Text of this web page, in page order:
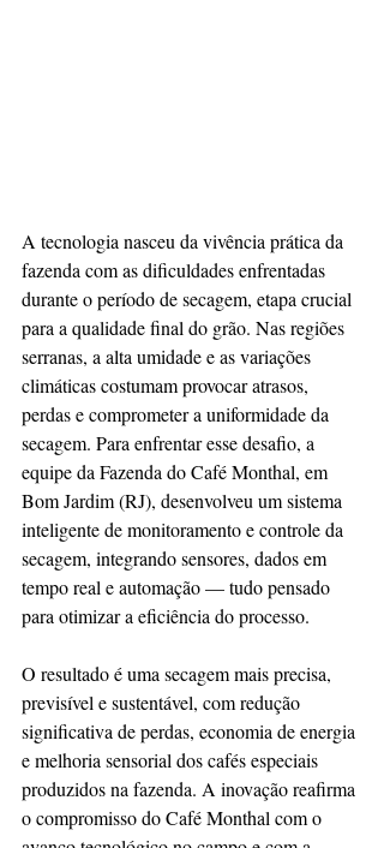
A tecnologia nasceu da vivência prática da
fazenda com as dificuldades enfrentadas
durante o período de secagem, etapa crucial
para a qualidade final do grão. Nas regiões
serranas, a alta umidade e as variações
climáticas costumam provocar atrasos,
perdas e comprometer a uniformidade da
secagem. Para enfrentar esse desafio, a
equipe da Fazenda do Café Monthal, em
Bom Jardim (RJ), desenvolveu um sistema
inteligente de monitoramento e controle da
secagem, integrando sensores, dados em
tempo real e automação — tudo pensado
para otimizar a eficiência do processo.
O resultado é uma secagem mais precisa,
previsível e sustentável, com redução
significativa de perdas, economia de energia
e melhoria sensorial dos cafés especiais
produzidos na fazenda. A inovação reafirma
o compromisso do Café Monthal com o